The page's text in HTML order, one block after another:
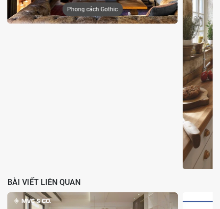
nước xả. Khi bộ phận này bị hư hỏng, nước sẽ liên tục rò rỉ từ bồn
cầu. Theo thời gian, van có thể lão hóa, các bộ phận như lò xo bị
yếu hoặc gãy, hoặc cặn bẩn tích tụ làm van kẹt, không đóng kín
Phát ra tiếng ồn bất thường (như tiếng rít hoặc rò rỉ) khi xả
Đầu tiên, hãy đảm bảo ngắt nguồn nước vào bồn cầu bằng
cách khóa van cấp nước, sau đó nhấn xả để làm trống bể
chứa.
Bạn tháo van xả ra (thường chỉ cần vặn ngược chiều kim
đồng hồ), sau đó, ngâm trong dung dịch giấm trắng hoặc xà
BÀI VIẾT LIÊN QUAN